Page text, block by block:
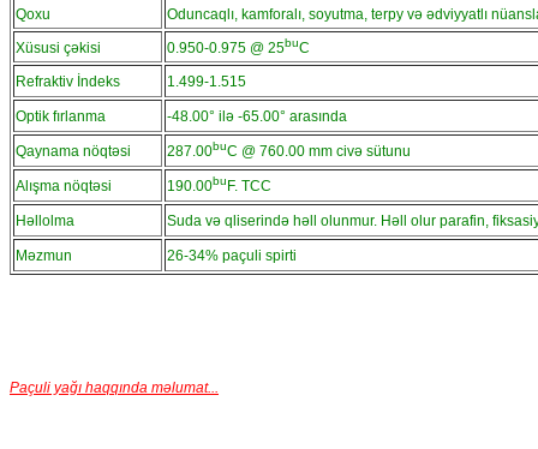
Qoxu Oduncaqlı, kamforalı, soyutma, terpy və ədviyyatlı
Xüsusi çəkisi
0.950-0.975 @ 25buC
Refraktiv İndeks
1.499-1.515
Optik fırlanma -48.00° ilə -65.00° arasında
Qaynama nöqtəsi 287.00buC @ 760.00 mm civə sütunu
Alışma nöqtəsi 190.00bu F. TCC
Həllolma Suda və qliserində həll olunmur. Həll olur parafin,
Məzmun 26-34% paçuli spirti
Paçuli yağı haqqında məlumat...